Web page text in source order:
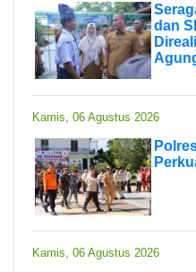
dan
Kamis, 06 Agustus 2026
Kamis, 06 Agustus 2026